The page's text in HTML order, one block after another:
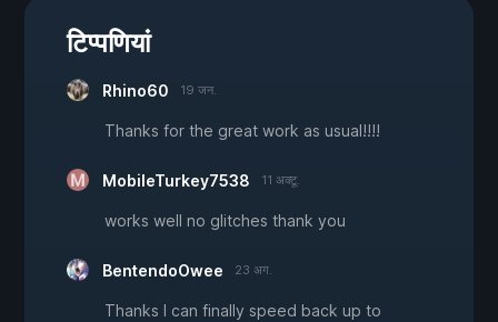
टिप्पणियां
Rhino60 19 जन.
Thanks for the great work as usual!!!!
MobileTurkey7538 11 अक्टू.
works well no glitches thank you
BentendoOwee 23 अग.
Thanks I can finally speed back up to